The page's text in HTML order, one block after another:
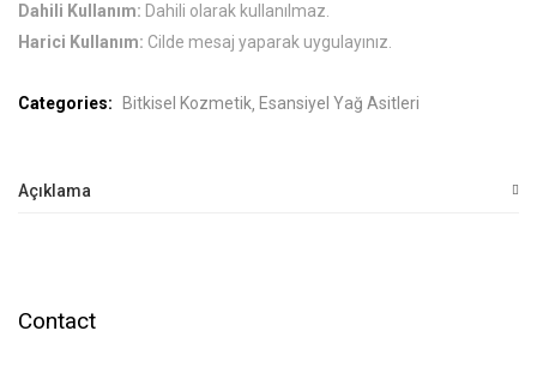
Dahili Kullanım: Dahili olarak kullanılmaz.
Harici Kullanım: Cilde mesaj yaparak uygulayınız.
Categories: Bitkisel Kozmetik Esansiyel Yağ Asitleri
Açıklama
Contact